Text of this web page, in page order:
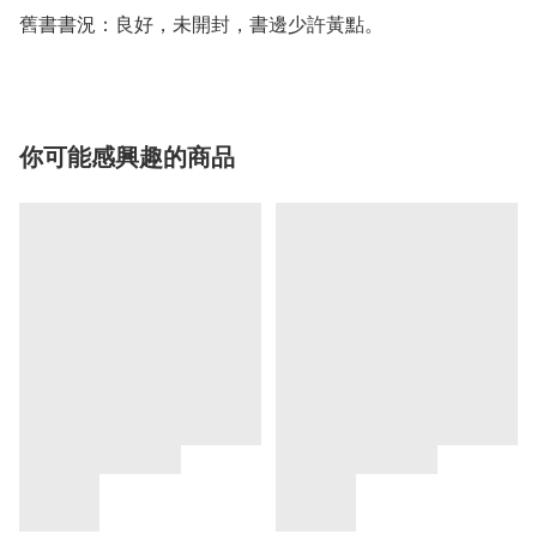
舊書書況：良好，未開封，書邊少許黃點。
你可能感興趣的商品